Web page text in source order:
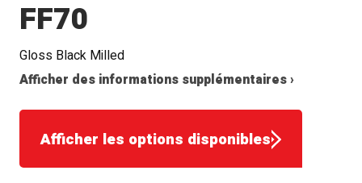
FF70
Gloss Black Milled
Afficher des informations supplémentaires ›
Afficher les options disponibles